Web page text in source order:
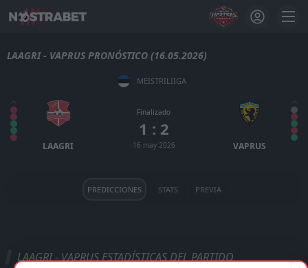
LAAGRI - VAPRUS PRONÓSTICO (16.05.2026)
MEISTRILIIGA
LAAGRI
Finalizado
1 : 2
16 may 2026 VAPRUS
PREDICCIONES STATS PREVIA
LAAGRI - VAPRUS ESTADÍSTICAS DEL PARTIDO